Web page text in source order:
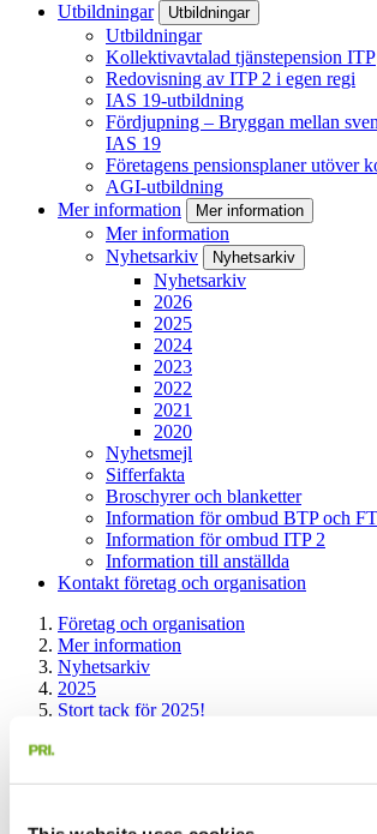
Utbildningar
Utbildningar
Utbildningar
Kollektivavtalad tjänstepension ITP
Redovisning av ITP 2 i egen regi
IAS 19-utbildning
Fördjupning – Bryggan mellan
IAS 19
Företagens pensionsplaner utöver
AGI-utbildning
Mer information
Mer information
Mer information
Nyhetsarkiv
Nyhetsarkiv
Nyhetsarkiv
2026
2025
2024
2023
2022
2021
2020
Nyhetsmejl
Sifferfakta
Broschyrer och blanketter
Information för ombud BTP och
Information för ombud ITP 2
Information till anställda
Kontakt företag och organisation
Företag och organisation
Mer information
Nyhetsarkiv
2025
Stort tack för 2025!
Stort tack för 2025!